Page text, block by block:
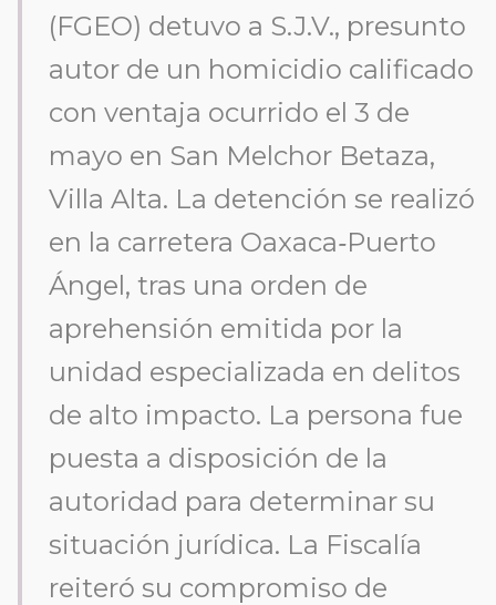
(FGEO) detuvo a S.J.V., presunto
autor de un homicidio calificado
con ventaja ocurrido el 3 de
mayo en San Melchor Betaza,
Villa Alta. La detención se realizó
en la carretera Oaxaca‑Puerto
Ángel, tras una orden de
aprehensión emitida por la
unidad especializada en delitos
de alto impacto. La persona fue
puesta a disposición de la
autoridad para determinar su
situación jurídica. La Fiscalía
reiteró su compromiso de